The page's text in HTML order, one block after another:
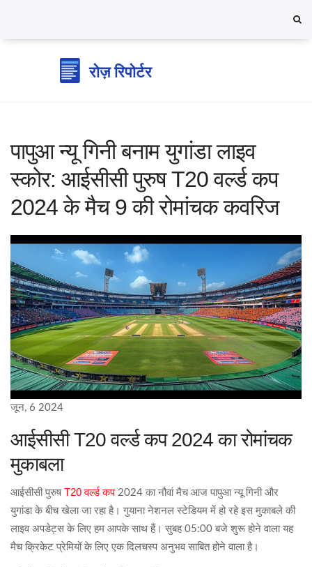
पापुआ न्यू गिनी बनाम युगांडा लाइव
स्कोर: आईसीसी पुरुष T20 वर्ल्ड कप
2024 के मैच 9 की रोमांचक कवरिज
जून, 6 2024
आईसीसी T20 वर्ल्ड कप 2024 का रोमांचक
मुकाबला
आईसीसी पुरुष T20 वर्ल्ड कप2024 का नौवां मैच आज पापुआ न्यू गिनी और
युगांडा के बीच खेला जा रहा है। गुयाना नेशनल स्टेडियम में हो रहे इस मुकाबले की
लाइव अपडेट्स के लिए हम आपके साथ हैं। सुबह 05:00 बजे शुरू होने वाला यह
मैच क्रिकेट प्रेमियों के लिए एक दिलचस्प अनुभव साबित होने वाला है।